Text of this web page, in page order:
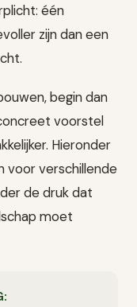
één
zijn dan een
begin dan
voorstel
Hieronder
voor verschillende
de druk dat
moet